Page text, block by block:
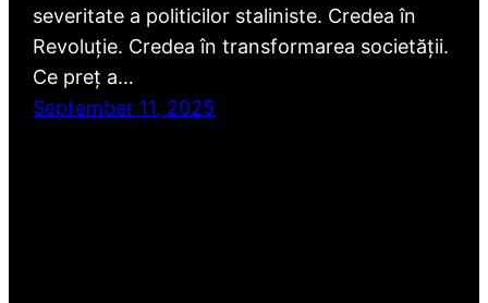
severitate a politicilor staliniste. Credea în
Revoluție. Credea în transformarea societății.
Ce preț a…
September 11, 2025